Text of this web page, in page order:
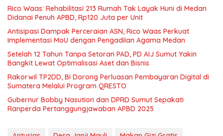
Rico Waas: Rehabilitasi 213 Rumah Tak Layak Huni di Medan
Didanai Penuh APBD, Rp120 Juta per Unit
Antisipasi Dampak Perceraian ASN, Rico Waas Perkuat
Implementasi MoU dengan Pengadilan Agama Medan
Setelah 12 Tahun Tanpa Setoran PAD, PD AIJ Sumut Yakin
Bangkit Lewat Optimalisasi Aset dan Bisnis
Rakorwil TP2DD, BI Dorong Perluasan Pembayaran Digital di
Sumatera Melalui Program QRESTO
Gubernur Bobby Nasution dan DPRD Sumut Sepakati
Ranperda Pertanggungjawaban APBD 2025